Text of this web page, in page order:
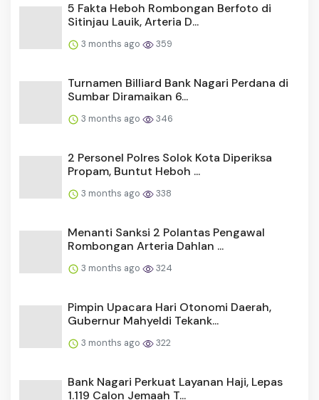
5 Fakta Heboh Rombongan Berfoto di
Sitinjau Lauik, Arteria D...
3 months ago 359
Turnamen Billiard Bank Nagari Perdana di
Sumbar Diramaikan 6...
3 months ago 346
2 Personel Polres Solok Kota Diperiksa
Propam, Buntut Heboh ...
3 months ago 338
Menanti Sanksi 2 Polantas Pengawal
Rombongan Arteria Dahlan ...
3 months ago 324
Pimpin Upacara Hari Otonomi Daerah,
Gubernur Mahyeldi Tekank...
3 months ago 322
Bank Nagari Perkuat Layanan Haji, Lepas
1.119 Calon Jemaah T...